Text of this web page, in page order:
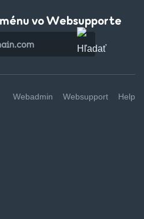
vo Websupporte
Webadmin Websupport Help